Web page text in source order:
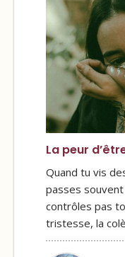
La peur
Quand tu vis
passes
contrôles pas
tristesse, la